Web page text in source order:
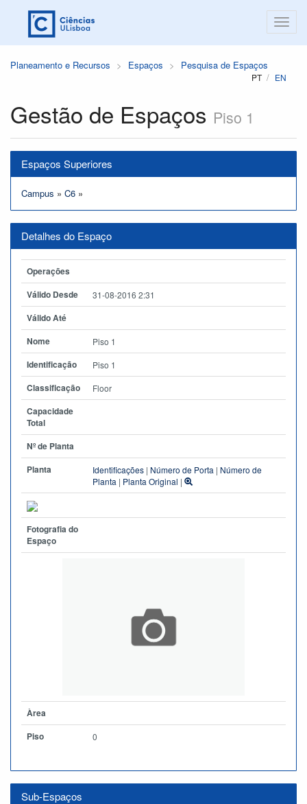
Planeamento e Recursos Espaços Pesquisa de Espaços
PT EN
Gestão de Espaços Piso 1
Espaços Superiores
Campus » C6 »
Detalhes do Espaço
Operações
Válido Desde
31-08-2016 2:31
Válido Até
Nome
Piso 1
Identificação Piso 1
Classificação Floor
Capacidade
Total
Nº de Planta
Planta
Identificações | Número de Porta | Número de
Planta | Planta Original |
Fotografia do
Espaço
Àrea
Piso
0
Sub-Espaços